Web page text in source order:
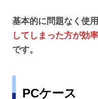
基本的に問題なく使
してしまった方が効
です。
PCケース